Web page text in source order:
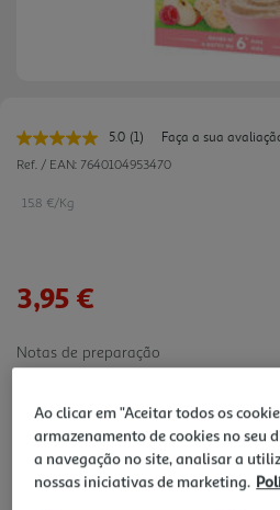
5.0 Leu
uma
(1)
Faça a sua
Ref. / EAN: 7640104953470
15.8 €/Kg
3,95 €
Notas de preparação
Ao clicar em "Aceitar todos os
armazenamento de cookies no seu
a navegação no site, analisar a
nossas iniciativas de marketing.